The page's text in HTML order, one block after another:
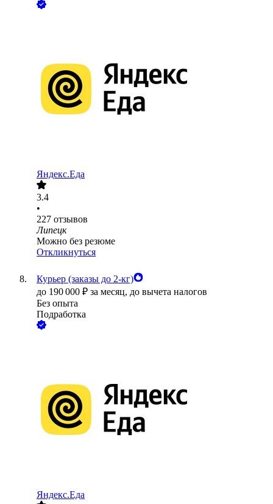
Яндекс.Еда
3.4
•
227 отзывов
Липецк
Можно без резюме
Откликнуться
Курьер (заказы до 2-кг)
до 190 000 ₽ за месяц, до вычета налогов
Без опыта
Подработка
Яндекс.Еда